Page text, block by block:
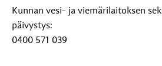
Kunnan vesi- ja viemärilaitoksen
päivystys:
0400 571 039